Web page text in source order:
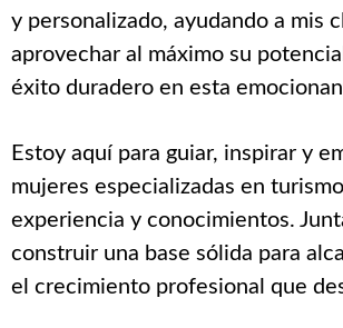
y personalizado, ayudando a mis
aprovechar al máximo su
éxito duradero en esta
Estoy aquí para guiar, inspirar y
mujeres especializadas en
experiencia y conocimientos.
construir una base sólida para
el crecimiento profesional que